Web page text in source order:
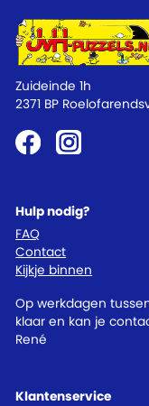
Klantenservice
Hulp nodig?
FAQ
Contact
Kijkje binnen
Op werkdagen
klaar en kan je
René
Zuideinde 1h
2371 BP